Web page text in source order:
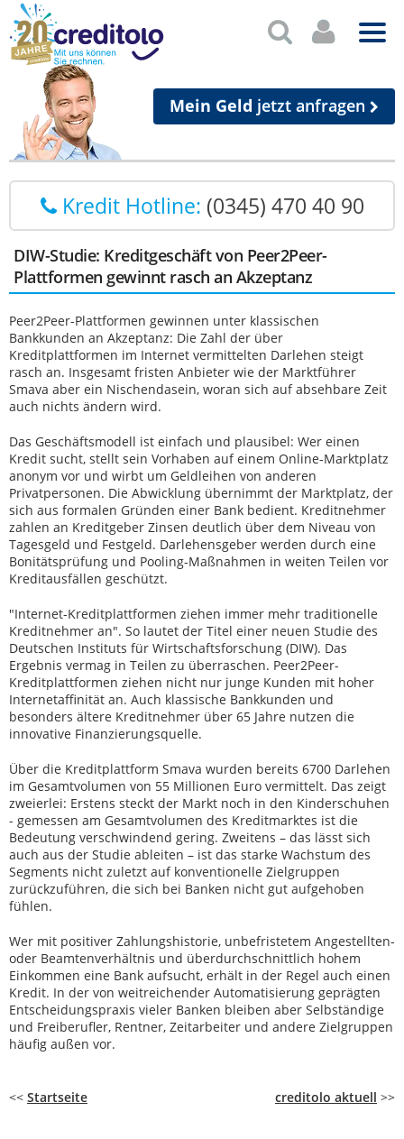
Mein Geld jetzt anfragen
Kredit Hotline: (0345) 470 40 90
DIW-Studie: Kreditgeschäft von Peer2Peer-
Plattformen gewinnt rasch an Akzeptanz
Peer2Peer-Plattformen gewinnen unter klassischen
Bankkunden an Akzeptanz: Die Zahl der über
Kreditplattformen im Internet vermittelten Darlehen steigt
rasch an. Insgesamt fristen Anbieter wie der Marktführer
Smava aber ein Nischendasein, woran sich auf absehbare Zeit
auch nichts ändern wird.
Das Geschäftsmodell ist einfach und plausibel: Wer einen
Kredit sucht, stellt sein Vorhaben auf einem Online-Marktplatz
anonym vor und wirbt um Geldleihen von anderen
Privatpersonen. Die Abwicklung übernimmt der Marktplatz, der
sich aus formalen Gründen einer Bank bedient. Kreditnehmer
zahlen an Kreditgeber Zinsen deutlich über dem Niveau von
Tagesgeld und Festgeld. Darlehensgeber werden durch eine
Bonitätsprüfung und Pooling-Maßnahmen in weiten Teilen vor
Kreditausfällen geschützt.
"Internet-Kreditplattformen ziehen immer mehr traditionelle
Kreditnehmer an". So lautet der Titel einer neuen Studie des
Deutschen Instituts für Wirtschaftsforschung (DIW). Das
Ergebnis vermag in Teilen zu überraschen. Peer2Peer-
Kreditplattformen ziehen nicht nur junge Kunden mit hoher
Internetaffinität an. Auch klassische Bankkunden und
besonders ältere Kreditnehmer über 65 Jahre nutzen die
innovative Finanzierungsquelle.
Über die Kreditplattform Smava wurden bereits 6700 Darlehen
im Gesamtvolumen von 55 Millionen Euro vermittelt. Das zeigt
zweierlei: Erstens steckt der Markt noch in den Kinderschuhen
- gemessen am Gesamtvolumen des Kreditmarktes ist die
Bedeutung verschwindend gering. Zweitens – das lässt sich
auch aus der Studie ableiten – ist das starke Wachstum des
Segments nicht zuletzt auf konventionelle Zielgruppen
zurückzuführen, die sich bei Banken nicht gut aufgehoben
fühlen.
Wer mit positiver Zahlungshistorie, unbefristetem Angestellten-
oder Beamtenverhältnis und überdurchschnittlich hohem
Einkommen eine Bank aufsucht, erhält in der Regel auch einen
Kredit. In der von weitreichender Automatisierung geprägten
Entscheidungspraxis vieler Banken bleiben aber Selbständige
und Freiberufler, Rentner, Zeitarbeiter und andere Zielgruppen
häufig außen vor.
<< Startseite creditolo aktuell >>